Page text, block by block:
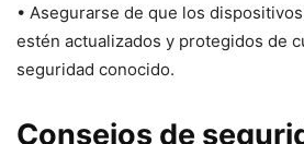
• Asegurarse de que los
estén actualizados y protegidos de
seguridad conocido.
Consejos de